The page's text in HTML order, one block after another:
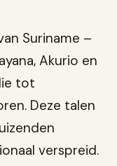
Suriname –
Akurio en
tot
Deze talen
verspreid.